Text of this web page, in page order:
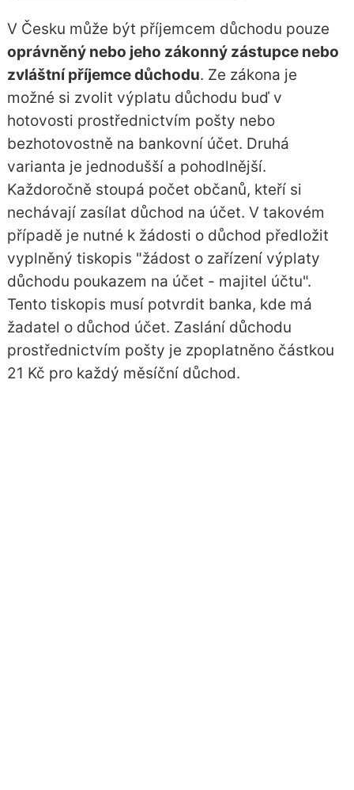
V Česku může být příjemcem důchodu pouze
oprávněný nebo jeho zákonný zástupce nebo
zvláštní příjemce důchodu. Ze zákona je
možné si zvolit výplatu důchodu buď v
hotovosti prostřednictvím pošty nebo
bezhotovostně na bankovní účet. Druhá
varianta je jednodušší a pohodlnější.
Každoročně stoupá počet občanů, kteří si
nechávají zasílat důchod na účet. V takovém
případě je nutné k žádosti o důchod předložit
vyplněný tiskopis "žádost o zařízení výplaty
důchodu poukazem na účet - majitel účtu".
Tento tiskopis musí potvrdit banka, kde má
žadatel o důchod účet. Zaslání důchodu
prostřednictvím pošty je zpoplatněno částkou
21 Kč pro každý měsíční důchod.